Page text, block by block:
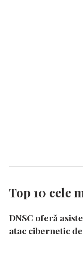
Top 10 cele
DNSC oferă
atac cibernetic